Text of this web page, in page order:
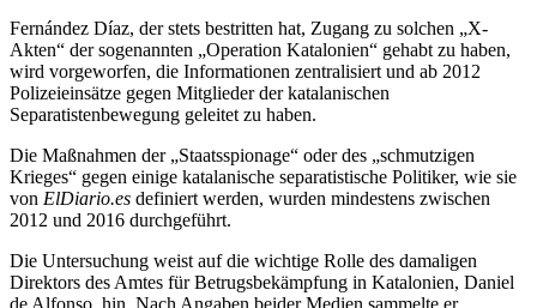
Fernández Díaz, der stets bestritten hat, Zugang zu solchen „X-
Akten“ der sogenannten „Operation Katalonien“ gehabt zu haben,
wird vorgeworfen, die Informationen zentralisiert und ab 2012
Polizeieinsätze gegen Mitglieder der katalanischen
Separatistenbewegung geleitet zu haben.
Die Maßnahmen der „Staatsspionage“ oder des „schmutzigen
Krieges“ gegen einige katalanische separatistische Politiker, wie sie
von ElDiario.es definiert werden, wurden mindestens zwischen
2012 und 2016 durchgeführt.
Die Untersuchung weist auf die wichtige Rolle des damaligen
Direktors des Amtes für Betrugsbekämpfung in Katalonien, Daniel